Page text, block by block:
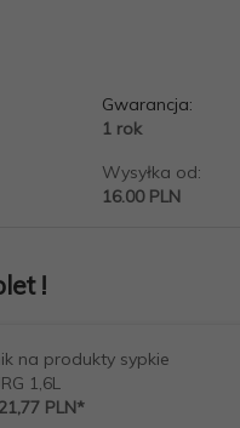
Gwarancja:
1 rok
Wysyłka od:
16.00 PLN
!
na produkty sypkie
1,6L
PLN*